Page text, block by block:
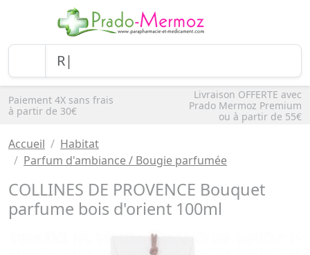
Paiement 4X sans frais
à partir de 30€
Livraison OFFERTE avec
Prado Mermoz Premium
ou à partir de 55€
Accueil
Habitat
Parfum d'ambiance / Bougie parfumée
COLLINES DE PROVENCE Bouquet
parfume bois d'orient 100ml